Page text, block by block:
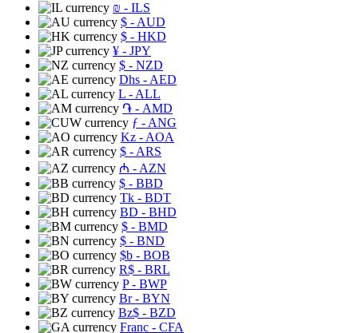
₪ - ILS
$ - AUD
$ - HKD
¥ - JPY
$ - NZD
Dhs - AED
L - ALL
֏ - AMD
ƒ - ANG
Kz - AOA
$ - ARS
₼ - AZN
$ - BBD
Tk - BDT
BD - BHD
$ - BMD
$ - BND
$b - BOB
R$ - BRL
P- BWP
Br- BYN
Bz$ - BZD
Franc - CFA